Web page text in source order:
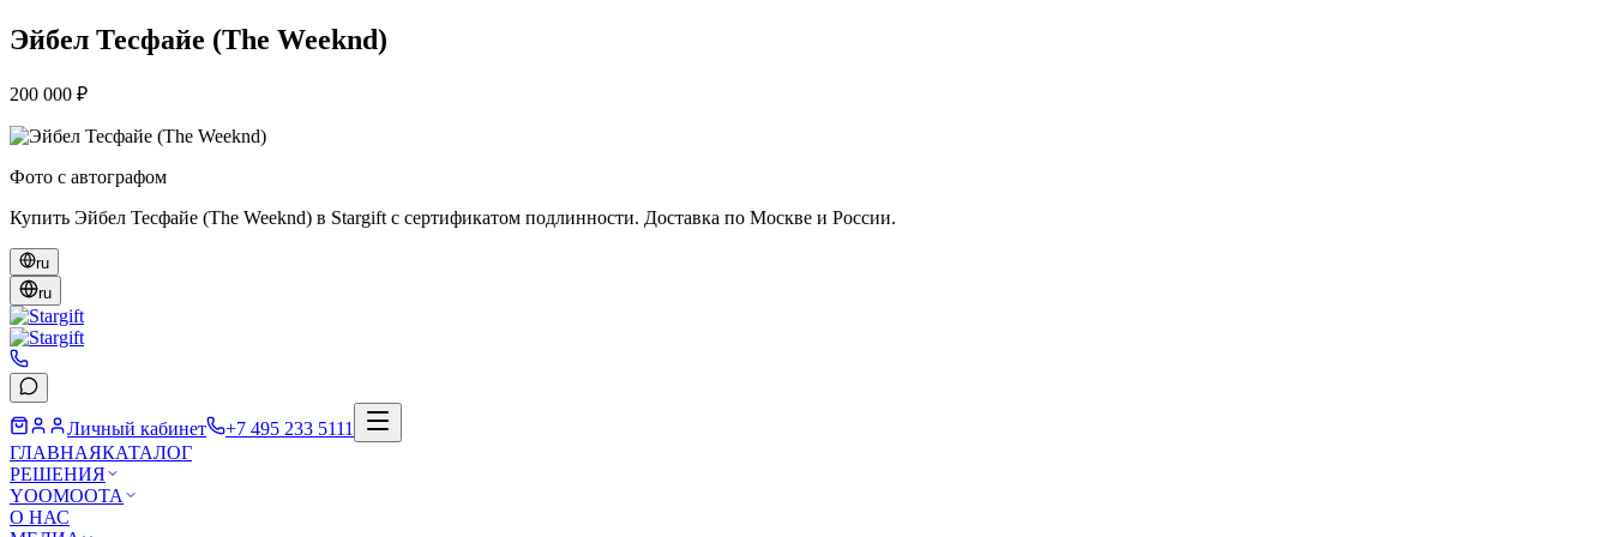
Эйбел Тесфайе (The Weeknd)
200 000 ₽
Фото с автографом
Купить Эйбел Тесфайе (The Weeknd) в Stargift с сертификатом подлинности. Доставка по Москве и России.
ru
ru
Личный кабинет
+7 495 233 5111
ГЛАВНАЯКАТАЛОГ
РЕШЕНИЯ
YOOMOOTA
О НАС